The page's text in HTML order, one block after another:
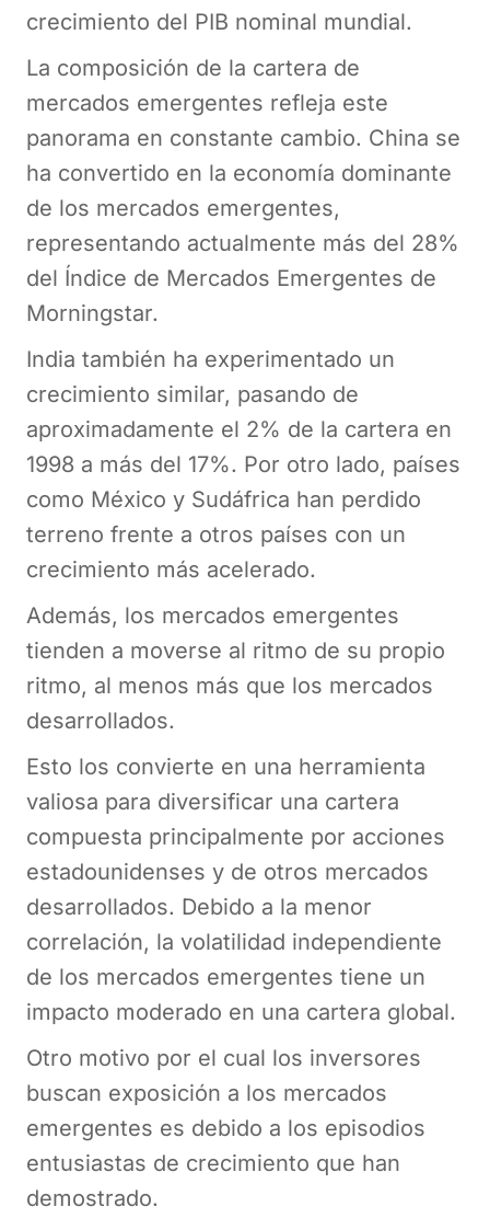
crecimiento del PIB nominal mundial.
La composición de la cartera de
mercados emergentes refleja este
panorama en constante cambio. China se
ha convertido en la economía dominante
de los mercados emergentes,
representando actualmente más del 28%
del Índice de Mercados Emergentes de
Morningstar.
India también ha experimentado un
crecimiento similar, pasando de
aproximadamente el 2% de la cartera en
1998 a más del 17%. Por otro lado, países
como México y Sudáfrica han perdido
terreno frente a otros países con un
crecimiento más acelerado.
Además, los mercados emergentes
tienden a moverse al ritmo de su propio
ritmo, al menos más que los mercados
desarrollados.
Esto los convierte en una herramienta
valiosa para diversificar una cartera
compuesta principalmente por acciones
estadounidenses y de otros mercados
desarrollados. Debido a la menor
correlación, la volatilidad independiente
de los mercados emergentes tiene un
impacto moderado en una cartera global.
Otro motivo por el cual los inversores
buscan exposición a los mercados
emergentes es debido a los episodios
entusiastas de crecimiento que han
demostrado.